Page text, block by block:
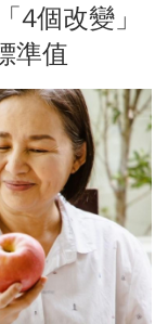
個改變」
準值